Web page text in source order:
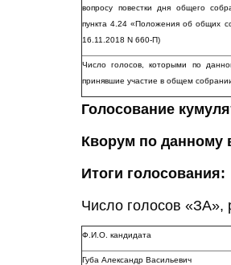
вопросу повестки дня общего
пункта 4.24 «Положения об общих
16.11.2018 N 660-П)
Число голосов, которыми по
принявшие участие в общем
Голосование
Кворум по данному
Итоги голосования:
Число голосов «ЗА»,
Ф.И.О. кандидата
Губа Александр Васильевич